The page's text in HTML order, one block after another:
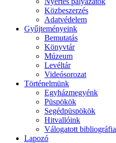
Közbeszerzés
Adatvédelem
Gyűjteményeink
Bemutatás
Könyvtár
Múzeum
Levéltár
Videósorozat
Történelmünk
Egyházmegyénk
Püspökök
Segédpüspökök
Hitvallóink
Válogatott bibliográfia
Lapozó